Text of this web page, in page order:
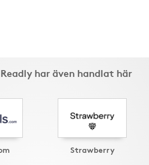
har även handlat här
Strawberry